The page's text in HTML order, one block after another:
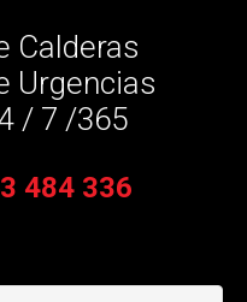
Calderas
Urgencias
/ 7 /365
484 336